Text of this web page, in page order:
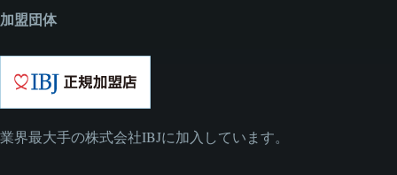
加盟団体
業界最大手の株式会社IBJに加入しています。